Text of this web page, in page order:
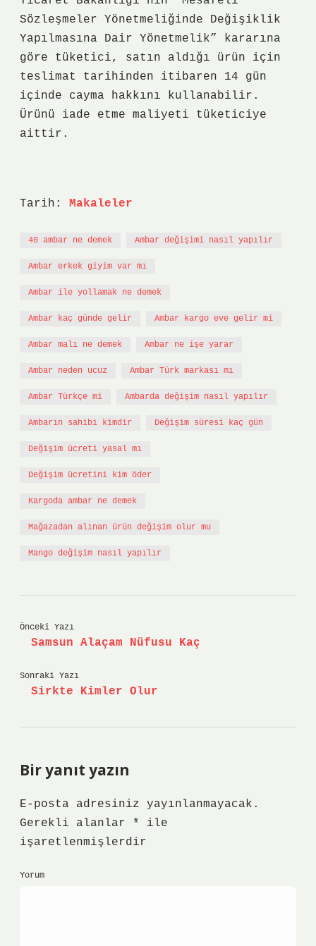
Sözleşmeler Yönetmeliğinde Değişiklik
Yapılmasına Dair Yönetmelik” kararına
göre tüketici, satın aldığı ürün için
teslimat tarihinden itibaren 14 gün
içinde cayma hakkını kullanabilir.
Ürünü iade etme maliyeti tüketiciye
aittir.
Tarih: Makaleler
40 ambar ne demek Ambar değişimi nasıl yapılır
Ambar erkek giyim var mı
Ambar ile yollamak ne demek
Ambar kaç günde gelir Ambar kargo eve gelir mi
Ambar malı ne demek Ambar ne işe yarar
Ambar neden ucuz Ambar Türk markası mı
Ambar Türkçe mi Ambarda değişim nasıl yapılır
Ambarın sahibi kimdir Değişim süresi kaç gün
Değişim ücreti yasal mı
Değişim ücretini kim öder
Kargoda ambar ne demek
Mağazadan alınan ürün değişim olur mu
Mango değişim nasıl yapılır
Önceki Yazı
Samsun Alaçam Nüfusu Kaç
Sonraki Yazı
Sirkte Kimler Olur
Bir yanıt yazın
E-posta adresiniz yayınlanmayacak.
Gerekli alanlar
*
ile
işaretlenmişlerdir
Yorum